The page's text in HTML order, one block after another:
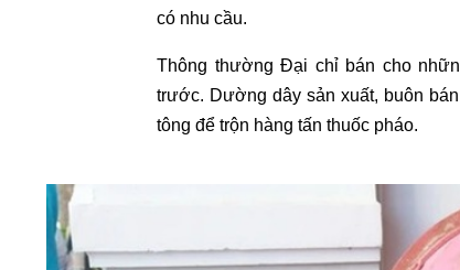
có nhu cầu.
Thông thường Đại chỉ bán cho
trước. Dường dây sản xuất, buôn
tông để trộn hàng tấn thuốc pháo.